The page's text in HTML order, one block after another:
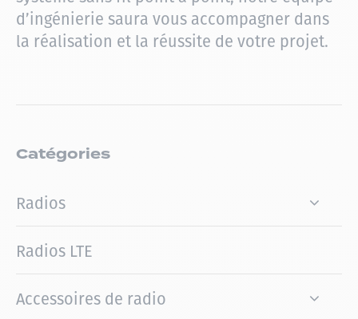
d’ingénierie saura vous accompagner dans
la réalisation et la réussite de votre projet.
Catégories
Radios
Radios LTE
Accessoires de radio